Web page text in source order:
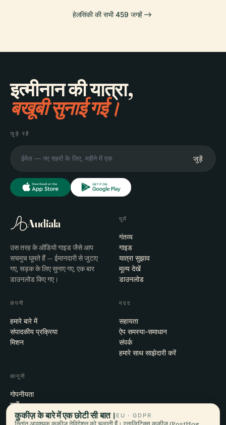
हेलसिंकी की सभी 459 जगहें
इत्मीनान की यात्रा,
बखूबी सुनाई गई।
जुड़े रहें
जुड़ें
Audiala
उस तरह के ऑडियो गाइड जैसे आप
सचमुच घूमते हैं — ईमानदारी से जुटाए
गए, सड़क के लिए सुनाए गए, एक बार
डाउनलोड किए गए।
घूमें
गंतव्य
गाइड
यात्रा सुझाव
मूल्य देखें
डाउनलोड
कंपनी
हमारे बारे में
संपादकीय प्रक्रिया
मिशन
मदद
सहायता
ऐप समस्या-समाधान
संपर्क
हमारे साथ साझेदारी करें
कानूनी
गोपनीयता
शर्तें
कुकी सेटिंग्स
कुकीज़ के बारे में एक छोटी सी बात। EU · GDPR